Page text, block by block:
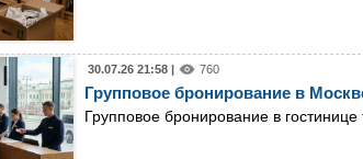
30.07.26 21:58 | 760
Групповое бронирование в
Групповое бронирование в